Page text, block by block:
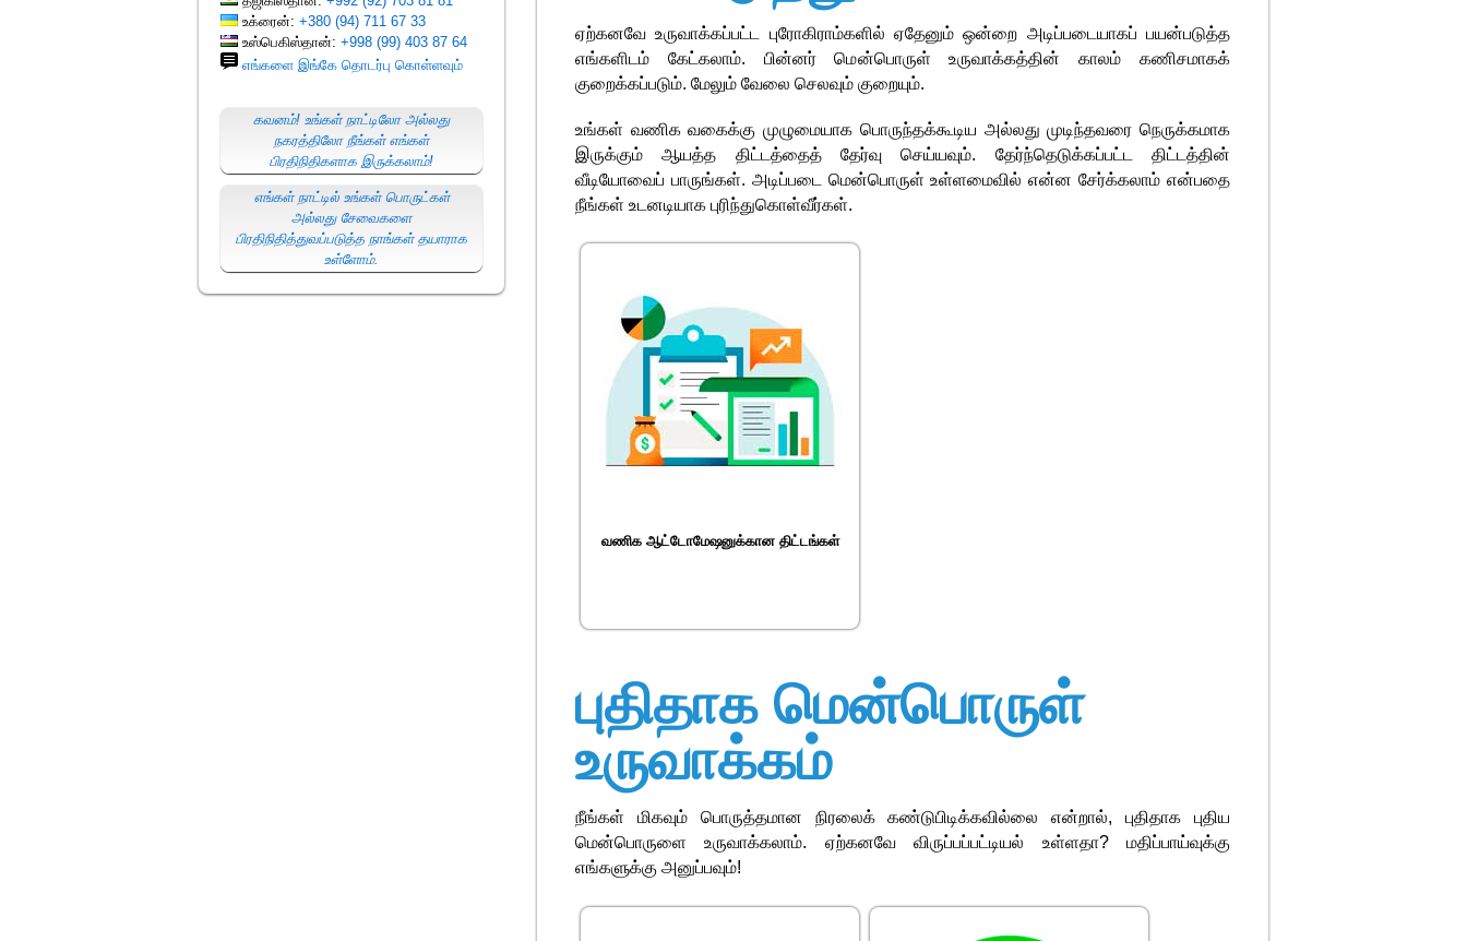
ஏற்கனவே உருவாக்கப்பட்ட புரோகிராம்களில் ஏதேனும் ஒன்றை அடிப்படையாகப் பயன்படுத்த
எங்களிடம் கேட்கலாம். பின்னர் மென்பொருள் உருவாக்கத்தின் காலம் கணிசமாகக்
குறைக்கப்படும். மேலும் வேலை செலவும் குறையும்.
உங்கள் வணிக வகைக்கு முழுமையாக பொருந்தக்கூடிய அல்லது முடிந்தவரை நெருக்கமாக
இருக்கும் ஆயத்த திட்டத்தைத் தேர்வு செய்யவும். தேர்ந்தெடுக்கப்பட்ட திட்டத்தின்
வீடியோவைப் பாருங்கள். அடிப்படை மென்பொருள் உள்ளமைவில் என்ன சேர்க்கலாம் என்பதை
நீங்கள் உடனடியாக புரிந்துகொள்வீர்கள்.
வணிக ஆட்டோமேஷனுக்கான திட்டங்கள்
புதிதாக மென்பொருள்
உருவாக்கம்
நீங்கள் மிகவும் பொருத்தமான நிரலைக் கண்டுபிடிக்கவில்லை என்றால், புதிதாக புதிய
மென்பொருளை உருவாக்கலாம். ஏற்கனவே விருப்பப்பட்டியல் உள்ளதா? மதிப்பாய்வுக்கு
எங்களுக்கு அனுப்பவும்!
உக்ரைன்: +380 (94) 711 67 33
உஸ்பெகிஸ்தான்: +998 (99) 403 87 64
எங்களை இங்கே தொடர்பு கொள்ளவும்
கவனம்! உங்கள் நாட்டிலோ அல்லது
நகரத்திலோ நீங்கள் எங்கள்
பிரதிநிதிகளாக இருக்கலாம்!
எங்கள் நாட்டில் உங்கள் பொருட்கள்
அல்லது சேவைகளை
பிரதிநிதித்துவப்படுத்த நாங்கள் தயாராக
உள்ளோம்.